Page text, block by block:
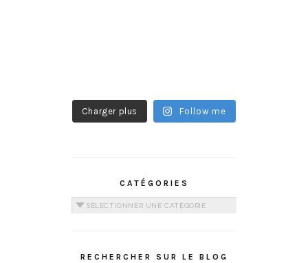
Charger plus Follow me
CATÉGORIES
Catégories
RECHERCHER SUR LE BLOG